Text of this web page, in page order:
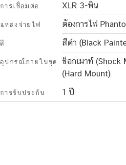
การเชื่อมต่อ XLR 3-พิน
แหล่งจ่ายไฟ ต้องการไฟ
สี สีดำ (Black
อุปกรณ์ภายในชุด
ช็อกเมาท์ (Shock
(Hard Mount)
การรับประกัน 1 ปี